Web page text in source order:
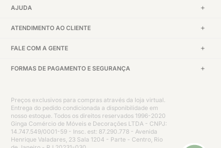
AJUDA
ATENDIMENTO AO CLIENTE
FALE COM A GENTE
FORMAS DE PAGAMENTO E SEGURANÇA
Preços exclusivos para compras através da loja virtual.
Entrega do pedido condicionada a disponibilidade em
nosso estoque. Todos os direitos reservados 1996-2020
Ginga Comércio de Móveis e Decorações LTDA - CNPJ:
14.747.549/0001-59 - Insc. est: 87.290.778 - Avenida
Henrique Valadares, 23 Sala 1204 - Parte - Centro, Rio